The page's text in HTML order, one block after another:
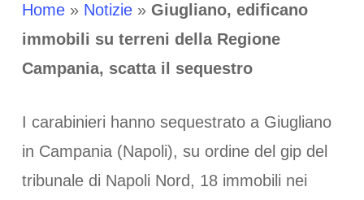
Home» Notizie» Giugliano, edificano
immobili su terreni della Regione
Campania, scatta il sequestro
I carabinieri hanno sequestrato a Giugliano
in Campania (Napoli), su ordine del gip del
tribunale di Napoli Nord, 18 immobili nei